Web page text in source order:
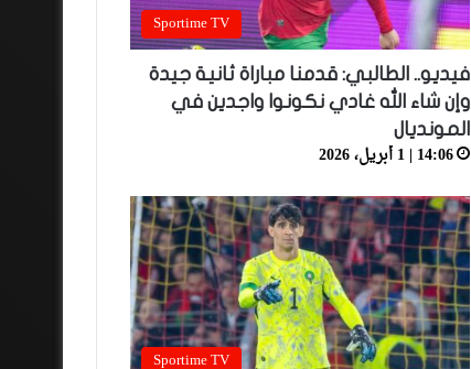
Sportime TV
فيديو.. الطالبي: قدمنا مباراة ثانية جيدة
وإن شاء الله غادي نكونوا واجدين في
المونديال
14:06 | 1 أبريل، 2026
Sportime TV